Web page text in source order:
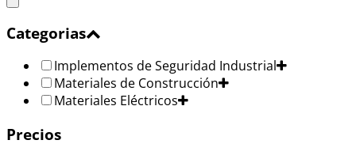
Categorias
Implementos de Seguridad Industrial
Materiales de Construcción
Materiales Eléctricos
Precios